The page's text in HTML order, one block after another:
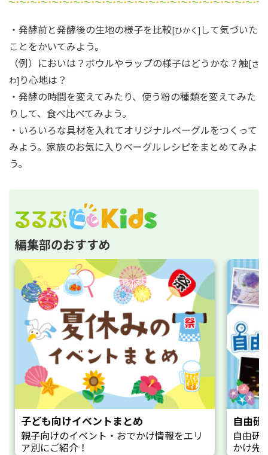
・発酵前と発酵後の生地の様子を比較[ひかく] して気づいた
ことをかいてみよう。
（例）においは？ボウルやラップの様子はどうかな？触[さ
わ] り心地は？
・発酵の時間を変えてみたり、使う粉の種類を変えてみた
りして、食べ比べてみよう。
・いろいろな具材を入れてオリジナルベーグルをつくって
みよう。家族のお気に入りベーグルレシピをまとめてみよ
う。
編集部のおすすめ
子ども向けイベントまとめ
親子向けのイベント・おでかけ情報をエリ
ア別にご紹介！
自由研
自由研
かけ先